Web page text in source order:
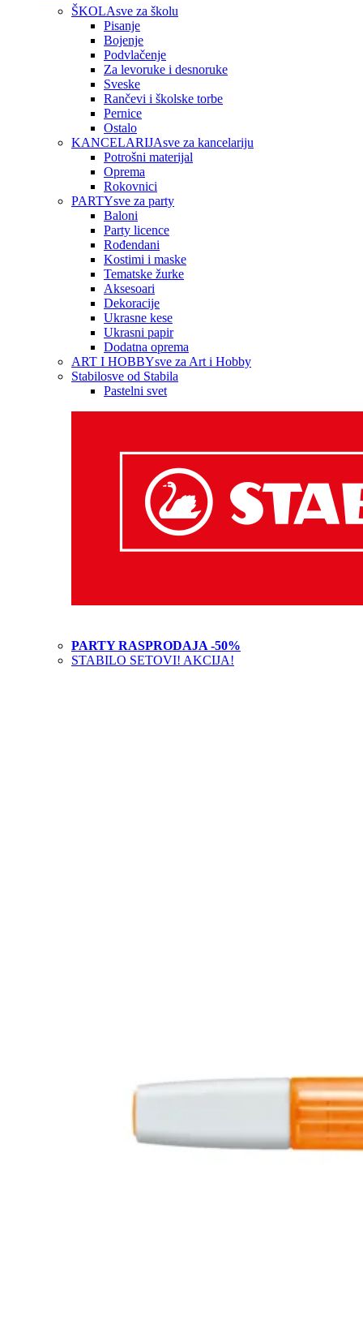
ŠKOLAsve za školu
Pisanje
Bojenje
Podvlačenje
Za levoruke i desnoruke
Sveske
Rančevi i školske torbe
Pernice
Ostalo
KANCELARIJAsve za kancelariju
Potrošni materijal
Oprema
Rokovnici
PARTYsve za party
Baloni
Party licence
Rođendani
Kostimi i maske
Tematske žurke
Aksesoari
Dekoracije
Ukrasne kese
Ukrasni papir
Dodatna oprema
ART I HOBBYsve za Art i Hobby
Stabilosve od Stabila
Pastelni svet
PARTY RASPRODAJA -50%
STABILO SETOVI! AKCIJA!